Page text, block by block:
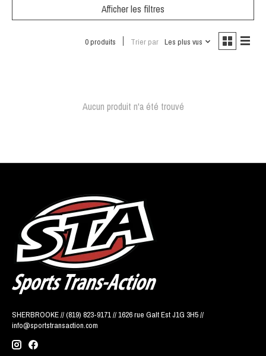
Afficher les filtres
0 produits Trier par Les plus vus
Aucun produit n'a été trouvé
SHERBROOKE // (819) 823-9171 // 1626 rue Galt Est J1G 3H5 //
info@sportstransaction.com